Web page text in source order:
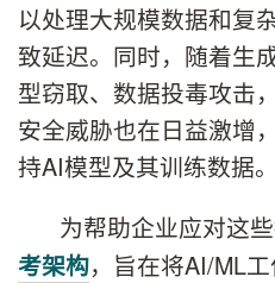
以处理大规模数据和复
致延迟。同时，随着生
型窃取、数据投毒攻击
安全威胁也在日益激增
持AI模型及其训练数据。
为帮助企业应对这
考架构，旨在将AI/ML